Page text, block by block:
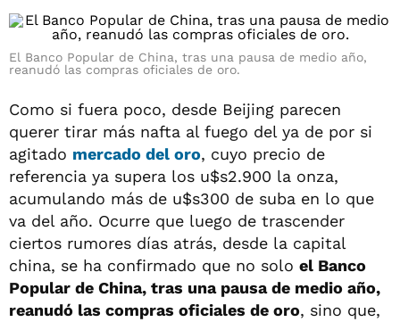
El Banco Popular de China, tras una pausa de medio año,
reanudó las compras oficiales de oro.
Como si fuera poco, desde Beijing parecen
querer tirar más nafta al fuego del ya de por si
agitado mercado del oro, cuyo precio de
referencia ya supera los u$s2.900 la onza,
acumulando más de u$s300 de suba en lo que
va del año. Ocurre que luego de trascender
ciertos rumores días atrás, desde la capital
china, se ha confirmado que no solo el Banco
Popular de China, tras una pausa de medio año,
reanudó las compras oficiales de oro, sino que,